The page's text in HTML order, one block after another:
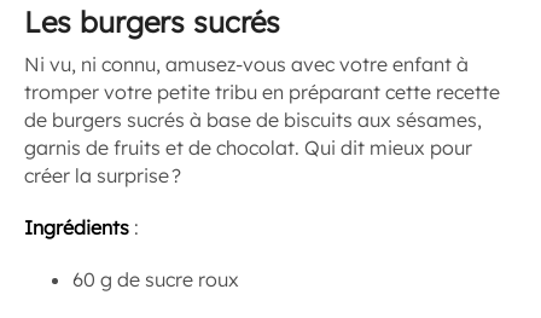
Les burgers sucrés
Ni vu, ni connu, amusez-vous avec votre enfant à
tromper votre petite tribu en préparant cette recette
de burgers sucrés à base de biscuits aux sésames,
garnis de fruits et de chocolat. Qui dit mieux pour
créer la surprise ?
Ingrédients :
60 g de sucre roux